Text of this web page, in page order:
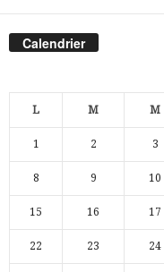
Calendrier
L M M
1 2 3
8 9 10
15 16 17
22 23 24